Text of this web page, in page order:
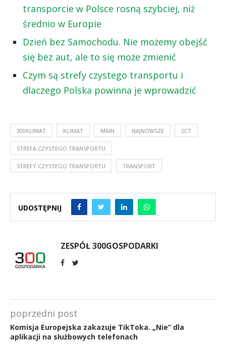
transporcie w Polsce rosną szybciej, niż
średnio w Europie
Dzień bez Samochodu. Nie możemy obejść
się bez aut, ale to się może zmienić
Czym są strefy czystego transportu i
dlaczego Polska powinna je wprowadzić
300KLIMAT KLIMAT MAIN NAJNOWSZE SCT
STREFA CZYSTEGO TRANSPORTU
STREFY CZYSTEGO TRANSPORTU TRANSPORT
UDOSTĘPNIJ
ZESPÓŁ 300GOSPODARKI
poprzedni post
Komisja Europejska zakazuje TikToka. „Nie” dla
aplikacji na służbowych telefonach